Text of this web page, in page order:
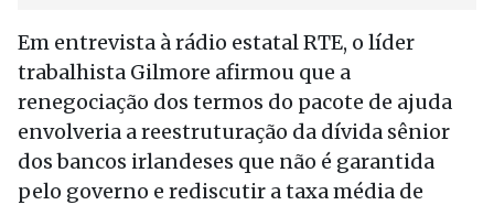
Em entrevista à rádio estatal RTE, o líder
trabalhista Gilmore afirmou que a
renegociação dos termos do pacote de ajuda
envolveria a reestruturação da dívida sênior
dos bancos irlandeses que não é garantida
pelo governo e rediscutir a taxa média de